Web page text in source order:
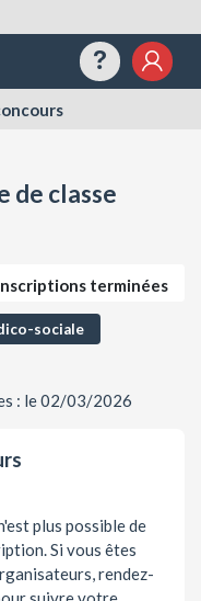
de classe
terminées
sociale
: le 02/03/2026
plus possible de
Si vous êtes
rendez-